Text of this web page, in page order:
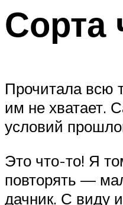
Сорта
Прочитала всю
им не хватает.
условий
Это что-то! Я
повторять —
дачник. С виду